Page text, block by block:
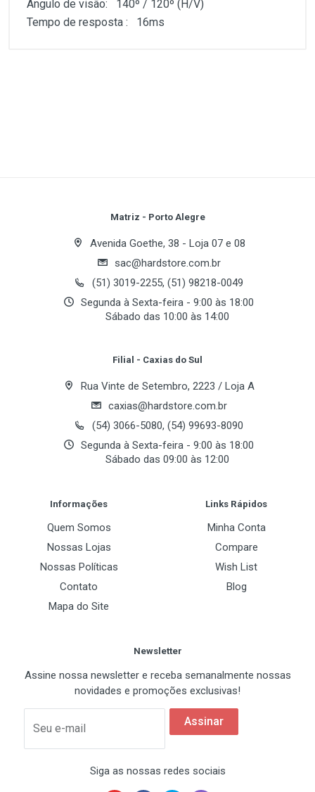
Ângulo de visão: 140º / 120º (H/V)
Tempo de resposta : 16ms
Your Name
Email Address
Matriz - Porto Alegre
Avenida Goethe, 38 - Loja 07 e 08
sac@hardstore.com.br
(51) 3019-2255, (51) 98218-0049
Segunda à Sexta-feira - 9:00 às 18:00
Sábado das 10:00 às 14:00
Filial - Caxias do Sul
Rua Vinte de Setembro, 2223 / Loja A
caxias@hardstore.com.br
(54) 3066-5080, (54) 99693-8090
Segunda à Sexta-feira - 9:00 às 18:00
Sábado das 09:00 às 12:00
Informações
Quem Somos
Nossas Lojas
Nossas Políticas
Contato
Mapa do Site
Links Rápidos
Minha Conta
Compare
Wish List
Blog
Newsletter
Assine nossa newsletter e receba semanalmente nossas
novidades e promoções exclusivas!
Seu e-mail
Assinar
Siga as nossas redes sociais